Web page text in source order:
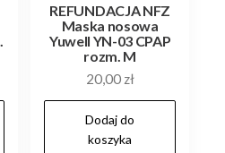
REFUNDACJA NFZ
Maska nosowa
Yuwell YN-03 CPAP
rozm. M
20,00 zł
Dodaj do
koszyka